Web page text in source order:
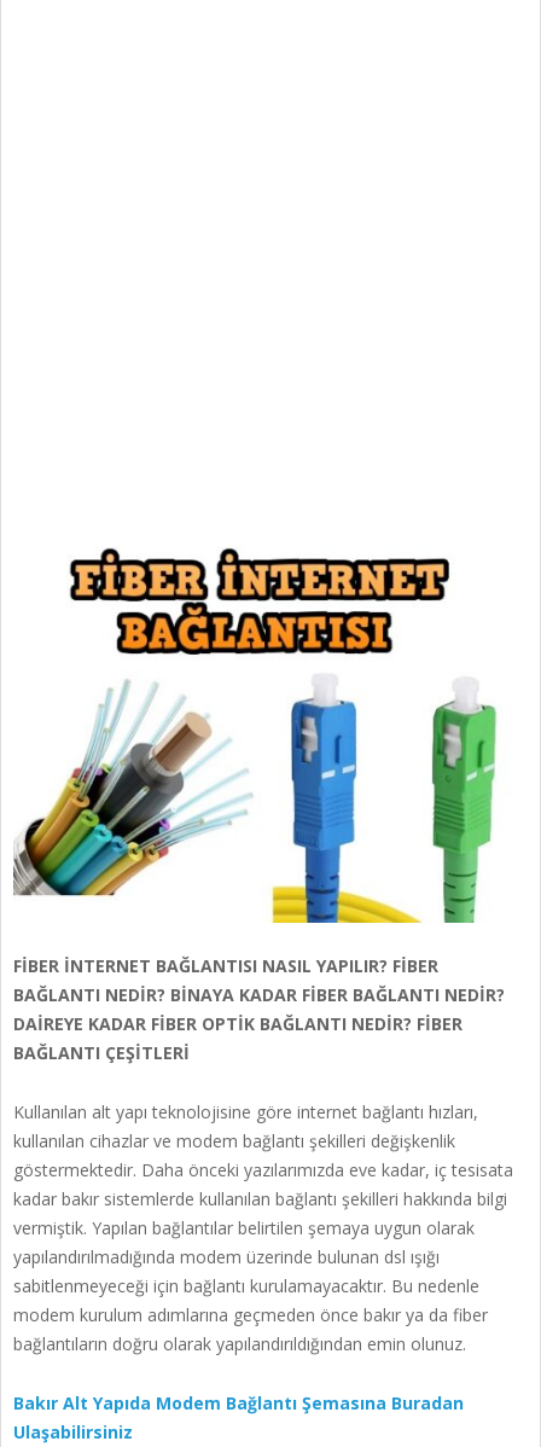
FİBER İNTERNET BAĞLANTISI NASIL YAPILIR? FİBER
BAĞLANTI NEDİR? BİNAYA KADAR FİBER BAĞLANTI NEDİR?
DAİREYE KADAR FİBER OPTİK BAĞLANTI NEDİR? FİBER
BAĞLANTI ÇEŞİTLERİ
Kullanılan alt yapı teknolojisine göre internet bağlantı hızları,
kullanılan cihazlar ve modem bağlantı şekilleri değişkenlik
göstermektedir. Daha önceki yazılarımızda eve kadar, iç tesisata
kadar bakır sistemlerde kullanılan bağlantı şekilleri hakkında bilgi
vermiştik. Yapılan bağlantılar belirtilen şemaya uygun olarak
yapılandırılmadığında modem üzerinde bulunan dsl ışığı
sabitlenmeyeceği için bağlantı kurulamayacaktır. Bu nedenle
modem kurulum adımlarına geçmeden önce bakır ya da fiber
bağlantıların doğru olarak yapılandırıldığından emin olunuz.
Bakır Alt Yapıda Modem Bağlantı Şemasına Buradan
Ulaşabilirsiniz